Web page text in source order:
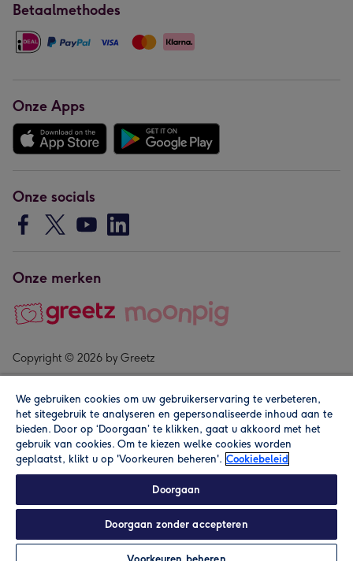
In winkelmand Personaliseren
Betaalmethodes
Onze Apps
Onze socials
Onze merken
Copyright © 2026 by Greetz
Alle prijzen zijn inclusief btw en andere heffingen. Lees de
We gebruiken cookies om uw gebruikerservaring te verbeteren,
het sitegebruik te analyseren en gepersonaliseerde inhoud aan te
bieden. Door op ‘Doorgaan’ te klikken, gaat u akkoord met het
gebruik van cookies. Om te kiezen welke cookies worden
geplaatst, klikt u op 'Voorkeuren beheren'. Cookiebeleid
Doorgaan
Doorgaan zonder accepteren